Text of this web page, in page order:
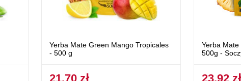
Yerba Mate Green Mango Tropicales
- 500 g
21,70 zł
Yerba Mate
500g -
23,92 zł